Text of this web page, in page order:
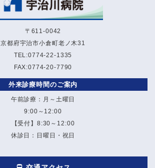
〒611-0042
京都府宇治市小倉町老ノ木31
TEL:0774-22-1335
FAX:0774-20-7790
外来診療時間のご案内
午前診療：月～土曜日
9:00～12:00
【受付】8:30～12:00
休診日：日曜日・祝日